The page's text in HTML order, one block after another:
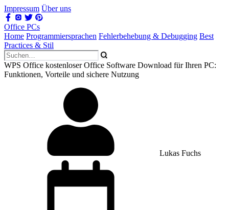
Impressum Über uns
Office PCs
Home Programmiersprachen Fehlerbehebung & Debugging Best
Practices & Stil
WPS Office kostenloser Office Software Download für Ihren PC:
Funktionen, Vorteile und sichere Nutzung
Lukas Fuchs